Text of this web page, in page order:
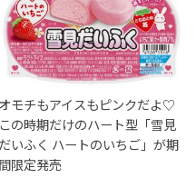
オモチもアイスもピンクだよ♡
この時期だけのハート型「雪見
だいふく ハートのいちご」が期
間限定発売